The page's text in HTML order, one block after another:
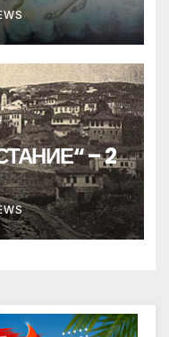
– 2